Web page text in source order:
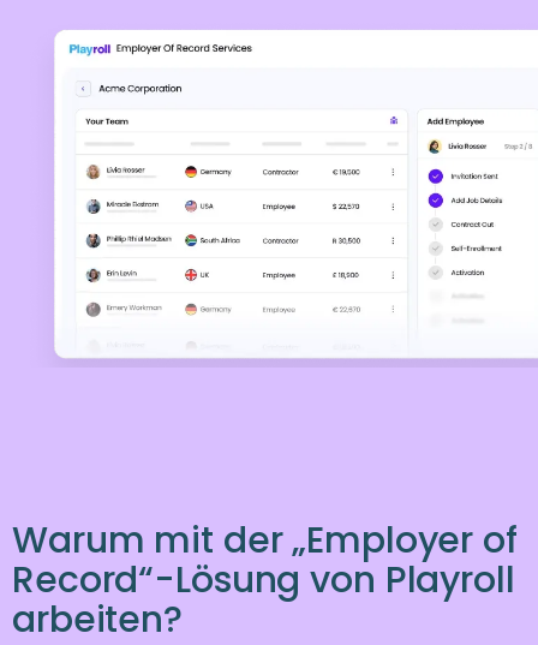
Warum mit der „Employer of
Record“-Lösung von Playroll
arbeiten?